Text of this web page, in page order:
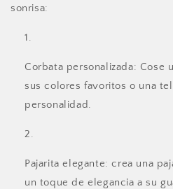
sonrisa:
Corbata personalizada: Cose
sus colores favoritos o una
personalidad.
Pajarita elegante: crea una
un toque de elegancia a su